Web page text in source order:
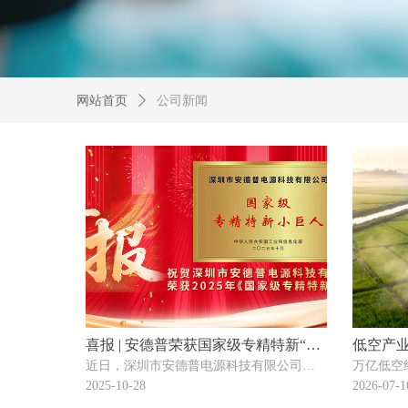
网站首页 ꄲ 公司新闻
喜报 | 安德普荣获国家级专精特新“小
巨人”企业称号！
近日，深圳市安德普电源科技有限公司凭
借其在工业充电领域的卓越创新能力、核
2025-10-28
低空产
方案助
万亿低空
机落地六
2026-07-